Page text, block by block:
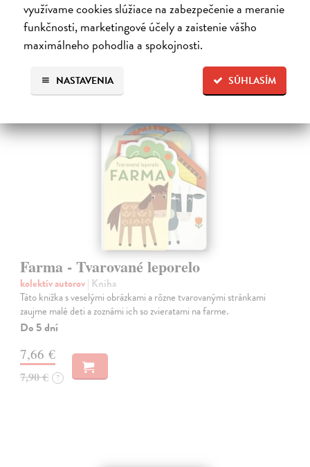
využívame cookies slúžiace na zabezpečenie a meranie
funkčnosti, marketingové účely a zaistenie vášho
maximálneho pohodlia a spokojnosti.
SÚHLASÍM
NASTAVENIA
7,66 €
7,90 € ?
Farma - Tvarované leporelo
kolektív autorov| Kniha
Táto knižka s veselými obrázkami a rôzne tvarovanými stránkami
zaujme malé deti a zoznámi ich so zvieratami na farme.
Do 5 dní
7,66 €
7,90 € ?